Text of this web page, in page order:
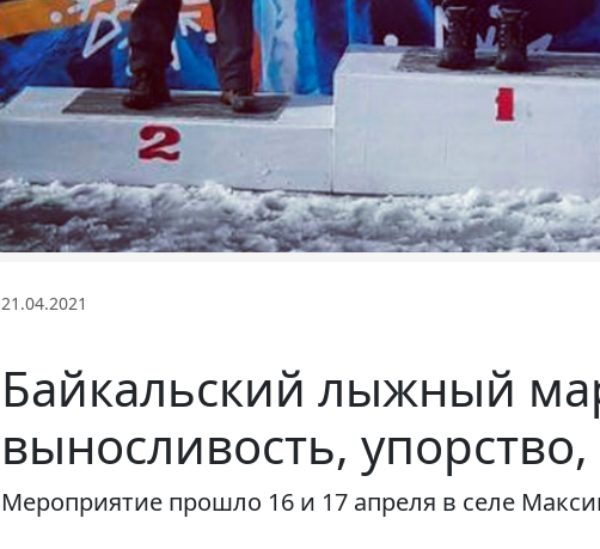
21.04.2021
Байкальский лыжный
выносливость,
Мероприятие прошло 16 и 17 апреля в селе